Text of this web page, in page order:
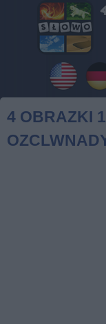
4 OBRAZKI